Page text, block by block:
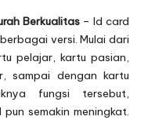
Berkualitas– Id card
versi. Mulai dari
pelajar, kartu pasian,
sampai dengan kartu
fungsi tersebut,
pun semakin meningkat.